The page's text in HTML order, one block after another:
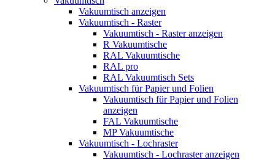
Vakuumtisch anzeigen
Vakuumtisch - Raster
Vakuumtisch - Raster anzeigen
R Vakuumtische
RAL Vakuumtische
RAL pro
RAL Vakuumtisch Sets
Vakuumtisch für Papier und Folien
Vakuumtisch für Papier und Folien
anzeigen
FAL Vakuumtische
MP Vakuumtische
Vakuumtisch - Lochraster
Vakuumtisch - Lochraster anzeigen